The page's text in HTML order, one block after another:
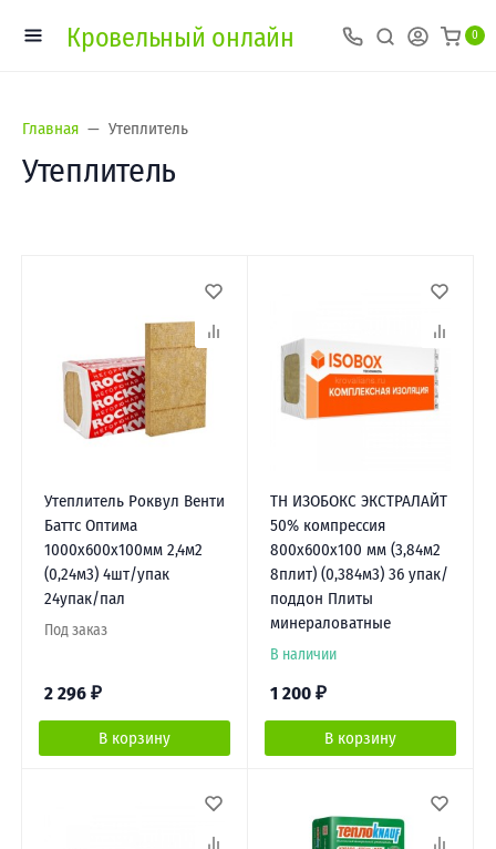
Кровельный онлайн 0
Главная Утеплитель
Утеплитель
Утеплитель Роквул Венти
Баттс Оптима
1000х600х100мм 2,4м2
(0,24м3) 4шт/упак
24упак/пал
Под заказ
2 296 ₽
В корзину
ТН ИЗОБОКС ЭКСТРАЛАЙТ
50% компрессия
800х600х100 мм (3,84м2
8плит) (0,384м3) 36 упак/
поддон Плиты
минераловатные
В наличии
1 200 ₽
В корзину